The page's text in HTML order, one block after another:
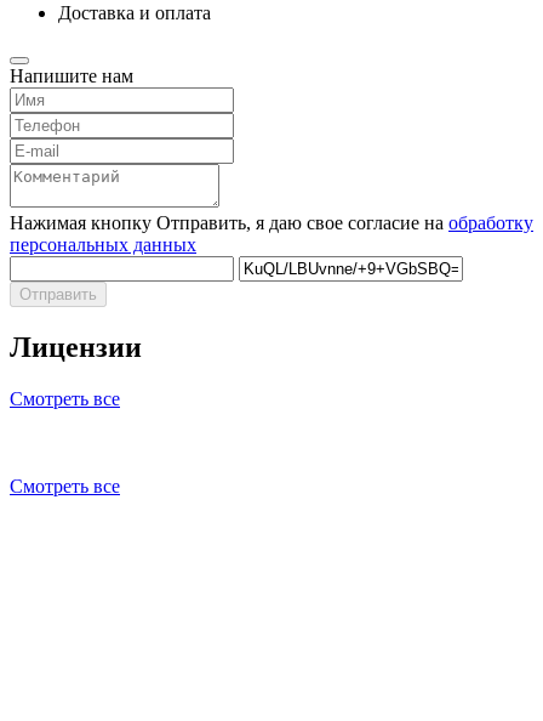
Доставка и оплата
Напишите нам
Нажимая кнопку Отправить, я даю свое согласие на обработку
персональных данных
Отправить
Лицензии
Смотреть все
Смотреть все